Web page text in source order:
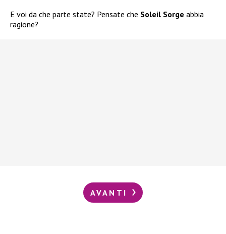
E voi da che parte state? Pensate che Soleil Sorge abbia
ragione?
AVANTI